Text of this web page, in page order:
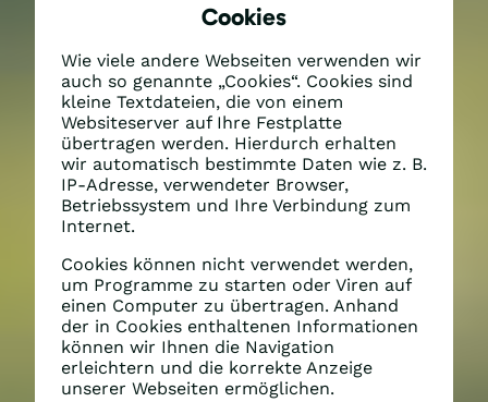
Cookies
Wie viele andere Webseiten verwenden wir
auch so genannte „Cookies“. Cookies sind
kleine Textdateien, die von einem
Websiteserver auf Ihre Festplatte
übertragen werden. Hierdurch erhalten
wir automatisch bestimmte Daten wie z. B.
IP-Adresse, verwendeter Browser,
Betriebssystem und Ihre Verbindung zum
Internet.
Cookies können nicht verwendet werden,
um Programme zu starten oder Viren auf
einen Computer zu übertragen. Anhand
der in Cookies enthaltenen Informationen
können wir Ihnen die Navigation
erleichtern und die korrekte Anzeige
unserer Webseiten ermöglichen.